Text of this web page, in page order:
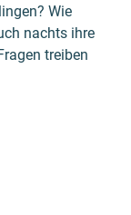
Wie
nachts ihre
treiben